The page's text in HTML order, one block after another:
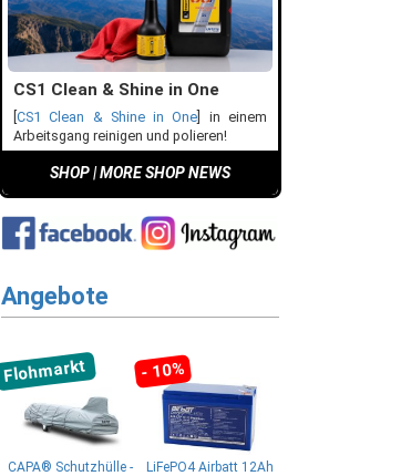
CS1 Clean & Shine in One
CS1 Clean & Shine in One ] in einem
Arbeitsgang reinigen und polieren!
SHOP|MORE SHOP NEWS
Angebote
Flohmarkt
CAPA® Schutzhülle -
- 10%
LiFePO4 Airbatt 12Ah